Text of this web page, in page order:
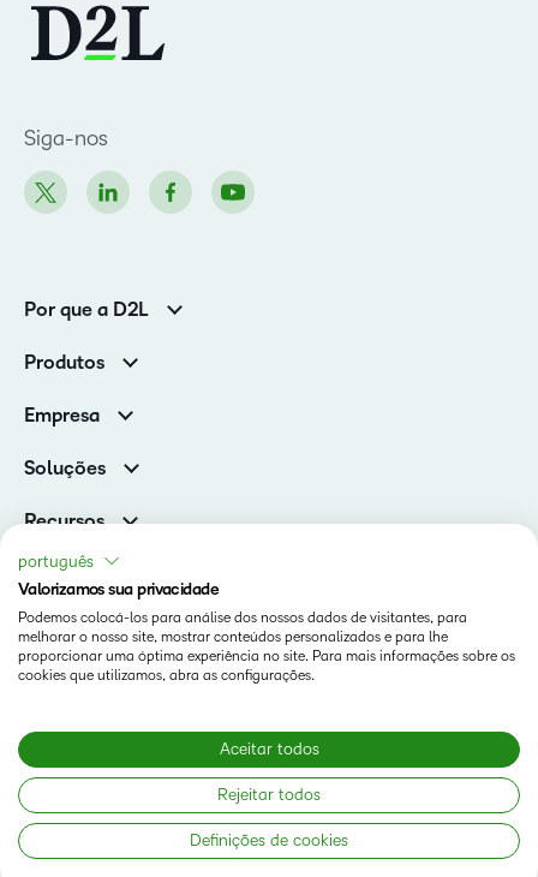
Siga-nos
Por que a D2L
Clientes de associações
Produtos
Serviços e suporte
Nuvem Brightspace
Empresa
Contato e unidades
Notícias
Soluções
Ensino superior
D2L para Empresas
Instituições de capacitação
Serviços de saúde
Recursos
Blog
eBooks e guias
Webinars
Eventos
Comunidade
Copyright © 2026 D2L Corporation. Todos os direitos
reservados.
Status
Termos De Uso Em D2L.com
português
Valorizamos sua privacidade
Podemos colocá-los para análise dos nossos dados de visitantes, para
melhorar o nosso site, mostrar conteúdos personalizados e para lhe
proporcionar uma óptima experiência no site. Para mais informações sobre os
cookies que utilizamos, abra as configurações.
Aceitar todos
Rejeitar todos
Definições de cookies